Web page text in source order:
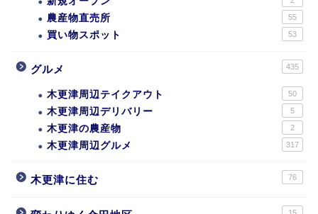
農産物直売所 55
買い物スポット 53
グルメ 435
木更津周辺テイクアウト 50
木更津周辺デリバリー 5
木更津の農産物 2
木更津周辺グルメ 317
木更津に住む 76